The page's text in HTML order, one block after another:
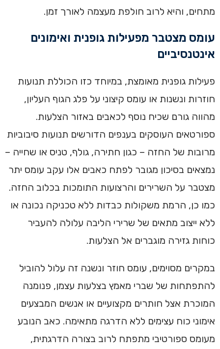
מתחים, והיא לרוב חולפת מעצמה לאורך זמן.
עומס מצטבר מפעילות גופנית ואימונים
אינטנסיביים
פעילות גופנית מאומצת, במיוחד כזו הכוללת תנועות
חוזרות ונשנות או עומס קיצוני על פלג הגוף העליון,
מהווה גורם שכיח נוסף לכאבים באזור הצלעות.
ספורטאים העוסקים בענפים הדורשים תנועות סיבוביות
מרובות של החזה – כגון חתירה, גולף, טניס או שחייה –
נמצאים בסיכון מגובר לפתח כאבים אלו עקב עומס יתר
מצטבר על השרירים והרצועות התומכות בכלוב החזה.
כמו כן, הרמת משקולות כבדות ללא טכניקה נכונה או
ללא ייצוב מתאים של שרירי הליבה עלולה להעביר
כוחות גזירה מוגברים אל הצלעות.
במקרים מסוימים, עומס חוזר ונשנה זה עלול להוביל
להתפתחות של שברי מאמץ בצלעות עצמן, פנומנה
המוכרת אצל חותרים מקצועיים או אנשים המבצעים
אימוני כוח עצימים ללא הדרגה מתאימה. כאב הנובע
מעומס ספורטיבי מתפתח לרוב בצורה הדרגתית,